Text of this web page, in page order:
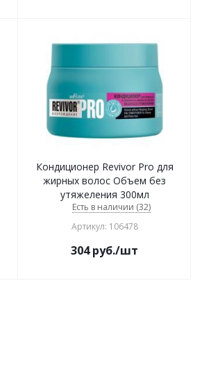
Кондиционер Revivor Pro для
жирных волос Объем без
утяжеления 300мл
Есть в наличии (32)
Артикул: 106478
304руб./шт